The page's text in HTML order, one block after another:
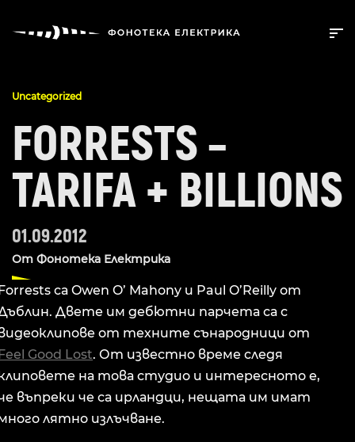
Uncategorized
FORRESTS –
TARIFA + BILLIONS
01.09.2012
От Фонотека Електрика
са Owen O’ Mahony и Paul O’Reilly от
Двете им дебютни парчета са с
от техните сънародници от
Good Lost. От известно време следя
на това студио и интересното е,
въпреки че са ирландци, нещата им имат
лятно излъчване.